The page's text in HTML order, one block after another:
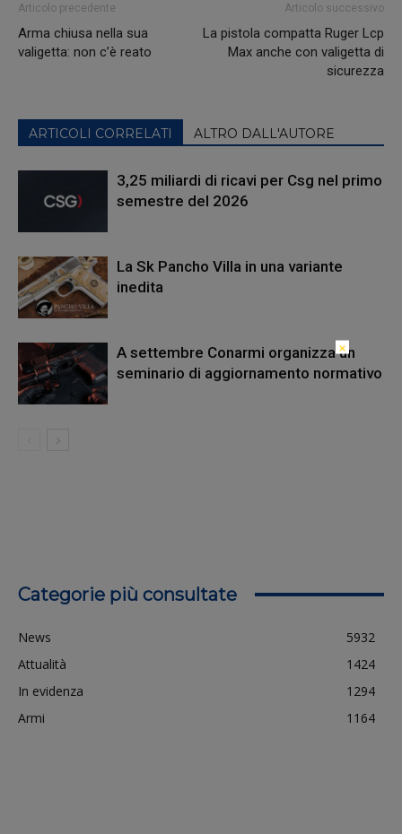
Articolo precedente
Arma chiusa nella sua
valigetta: non c’è reato
Articolo successivo
La pistola compatta Ruger Lcp
Max anche con valigetta di
sicurezza
ARTICOLI CORRELATI ALTRO DALL'AUTORE
3,25 miliardi di ricavi per Csg nel primo
semestre del 2026
La Sk Pancho Villa in una variante
inedita
A settembre Conarmi organizza un
seminario di aggiornamento normativo
Categorie più consultate
News
5932
Attualità
1424
In evidenza
1294
Armi
1164
×